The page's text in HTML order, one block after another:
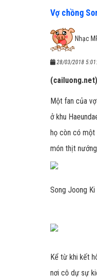
Vợ chồng
Nhạc
28/03/2018
Một fan của
ở khu
họ còn có một
món thịt
Song Joong
Kể từ khi kết
nơi cô dự sự